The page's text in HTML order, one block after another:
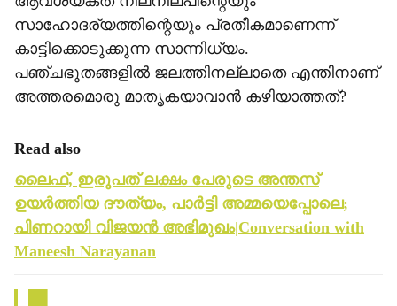
സാഹോദര്യത്തിന്റെയും പ്രതീകമാണെന്ന്
കാട്ടിക്കൊടുക്കുന്ന സാന്നിധ്യം.
പഞ്ചഭൂതങ്ങളില്‍ ജലത്തിനല്ലാതെ എന്തിനാണ്
അത്തരമൊരു മാതൃകയാവാന്‍ കഴിയാത്തത്?
Read also
ലൈഫ്, ഇരുപത് ലക്ഷം പേരുടെ അന്തസ്
ഉയർത്തിയ ദൗത്യം, പാർട്ടി അമ്മയെപ്പോലെ;
പിണറായി വിജയൻ അഭിമുഖം|Conversation with
Maneesh Narayanan